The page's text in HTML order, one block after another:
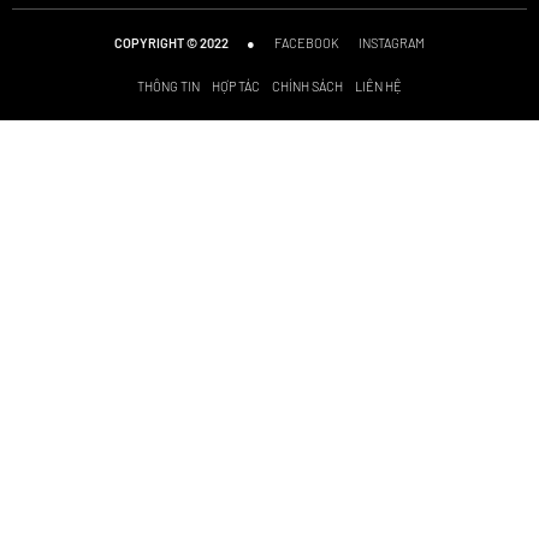
COPYRIGHT © 2022 ● FACEBOOK INSTAGRAM
THÔNG TIN HỢP TÁC CHÍNH SÁCH LIÊN HỆ